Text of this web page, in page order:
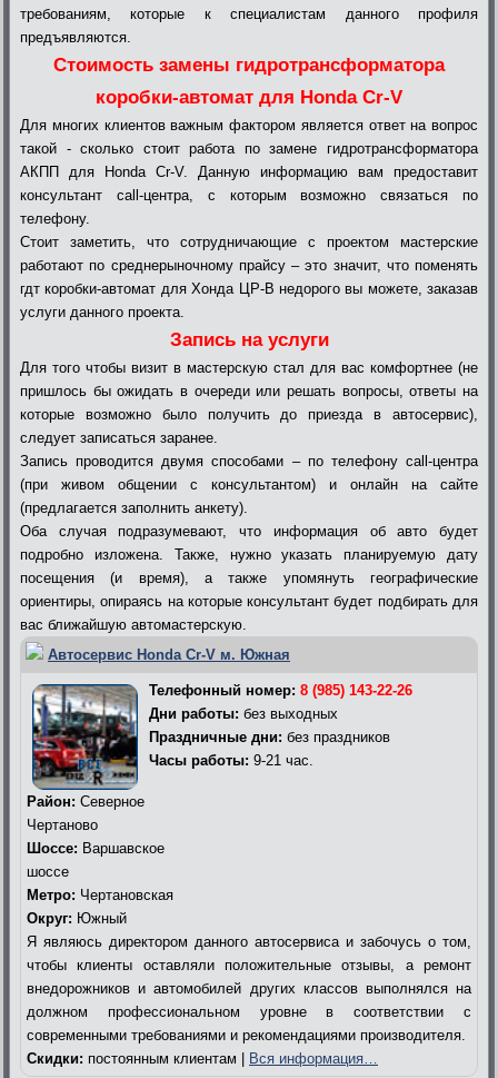
требованиям, которые к специалистам данного профиля
предъявляются.
Стоимость замены гидротрансформатора
коробки-автомат для Honda Cr-V
Для многих клиентов важным фактором является ответ на вопрос
такой - сколько стоит работа по замене гидротрансформатора
АКПП для Honda Cr-V. Данную информацию вам предоставит
консультант call-центра, с которым возможно связаться по
телефону.
Стоит заметить, что сотрудничающие с проектом мастерские
работают по среднерыночному прайсу – это значит, что поменять
гдт коробки-автомат для Хонда ЦР-В недорого вы можете, заказав
услуги данного проекта.
Запись на услуги
Для того чтобы визит в мастерскую стал для вас комфортнее (не
пришлось бы ожидать в очереди или решать вопросы, ответы на
которые возможно было получить до приезда в автосервис),
следует записаться заранее.
Запись проводится двумя способами – по телефону call-центра
(при живом общении с консультантом) и онлайн на сайте
(предлагается заполнить анкету).
Оба случая подразумевают, что информация об авто будет
подробно изложена. Также, нужно указать планируемую дату
посещения (и время), а также упомянуть географические
ориентиры, опираясь на которые консультант будет подбирать для
вас ближайшую автомастерскую.
Автосервис Honda Cr-V м. Южная
Телефонный номер: 8 (985) 143-22-26
Дни работы: без выходных
Праздничные дни: без праздников
Часы работы: 9-21 час.
Район: Северное
Чертаново
Шоссе: Варшавское
шоссе
Метро: Чертановская
Округ: Южный
Я являюсь директором данного автосервиса и забочусь о том,
чтобы клиенты оставляли положительные отзывы, а ремонт
внедорожников и автомобилей других классов выполнялся на
должном профессиональном уровне в соответствии с
современными требованиями и рекомендациями производителя.
Скидки: постоянным клиентам | Вся информация…